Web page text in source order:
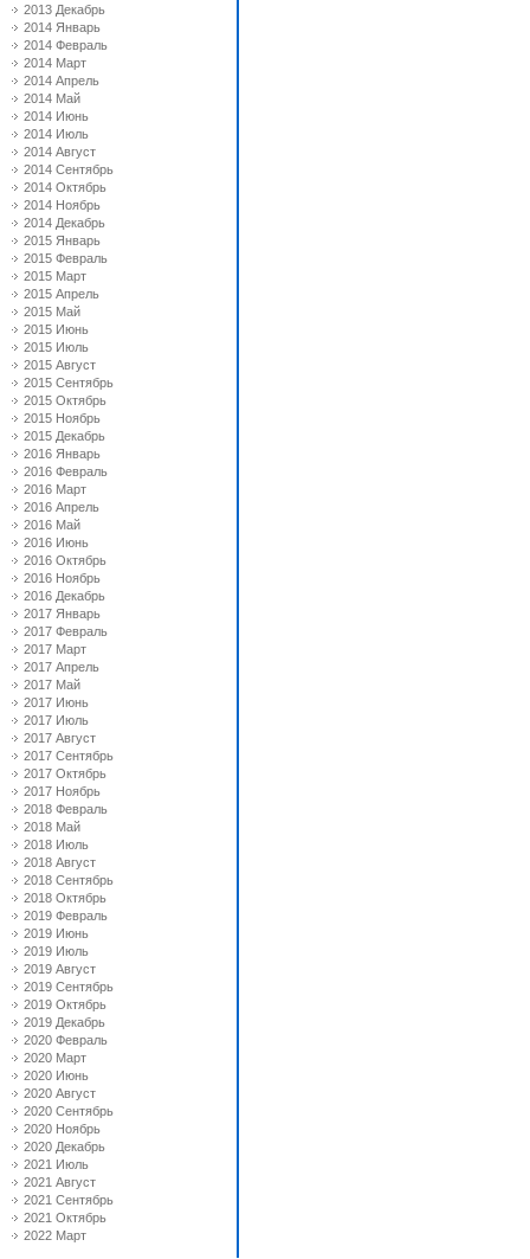
2013 Декабрь
2014 Январь
2014 Февраль
2014 Март
2014 Апрель
2014 Май
2014 Июнь
2014 Июль
2014 Август
2014 Сентябрь
2014 Октябрь
2014 Ноябрь
2014 Декабрь
2015 Январь
2015 Февраль
2015 Март
2015 Апрель
2015 Май
2015 Июнь
2015 Июль
2015 Август
2015 Сентябрь
2015 Октябрь
2015 Ноябрь
2015 Декабрь
2016 Январь
2016 Февраль
2016 Март
2016 Апрель
2016 Май
2016 Июнь
2016 Октябрь
2016 Ноябрь
2016 Декабрь
2017 Январь
2017 Февраль
2017 Март
2017 Апрель
2017 Май
2017 Июнь
2017 Июль
2017 Август
2017 Сентябрь
2017 Октябрь
2017 Ноябрь
2018 Февраль
2018 Май
2018 Июль
2018 Август
2018 Сентябрь
2018 Октябрь
2019 Февраль
2019 Июнь
2019 Июль
2019 Август
2019 Сентябрь
2019 Октябрь
2019 Декабрь
2020 Февраль
2020 Март
2020 Июнь
2020 Август
2020 Сентябрь
2020 Ноябрь
2020 Декабрь
2021 Июль
2021 Август
2021 Сентябрь
2021 Октябрь
2022 Март